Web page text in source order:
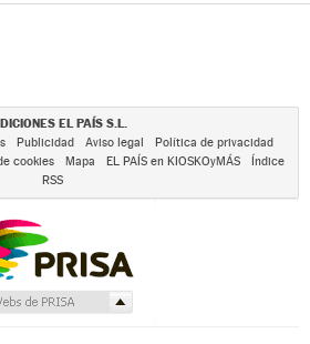
EL PAÍS S.L.
Publicidad Aviso legal
Política de privacidad
cookies Mapa EL PAÍS en KIOSKOyMÁS
Índice
RSS